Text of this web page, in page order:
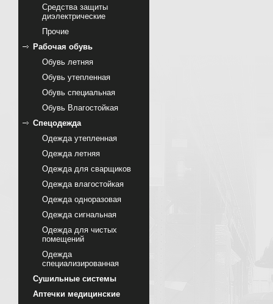
Cредства защиты
диэлектрические
Прочие
Рабочая обувь
Обувь летняя
Обувь утепленная
Обувь специальная
Обувь Влагостойкая
Спецодежда
Одежда утепленная
Одежда летняя
Одежда для сварщиков
Одежда влагостойкая
Одежда одноразовая
Одежда сигнальная
Одежда для чистых
помещений
Одежда
специализированная
Сушильные системы
Аптечки медицинские